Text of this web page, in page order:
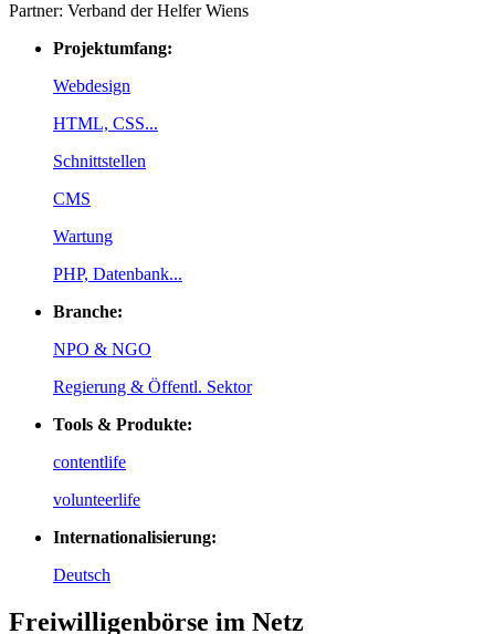
Partner: Verband der Helfer Wiens
Projektumfang:
Webdesign
HTML, CSS...
Schnittstellen
CMS
Wartung
PHP, Datenbank...
Branche:
NPO & NGO
Regierung & Öffentl. Sektor
Tools & Produkte:
contentlife
volunteerlife
Internationalisierung:
Deutsch
Freiwilligenbörse im Netz